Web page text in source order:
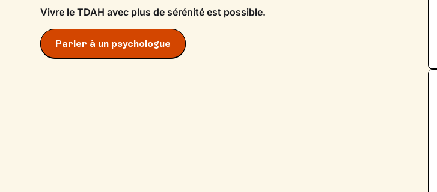
Vivre le TDAH avec plus de sérénité est possible.
Parler à un psychologue